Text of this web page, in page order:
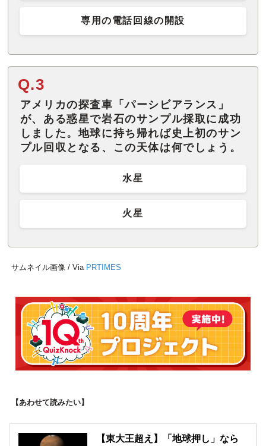
専用の電話回線の開設
Q.3
アメリカの探査車「パーシビアランス」
が、ある惑星で岩石のサンプル採取に成功
しました。地球に持ち帰れば史上初のサン
プル回収となる、この天体は何でしょう。
水星
火星
サムネイル画像 / Via PRTIMES
【あわせて読みたい】
【東大王超え】「地球押し」なら